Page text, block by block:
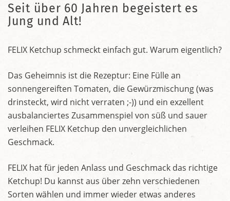
Seit über 60 Jahren begeistert es
Jung und Alt!
FELIX Ketchup schmeckt einfach gut. Warum eigentlich?
Das Geheimnis ist die Rezeptur: Eine Fülle an
sonnengereiften Tomaten, die Gewürzmischung (was
drinsteckt, wird nicht verraten ;-)) und ein exzellent
ausbalanciertes Zusammenspiel von süß und sauer
verleihen FELIX Ketchup den unvergleichlichen
Geschmack.
FELIX hat für jeden Anlass und Geschmack das richtige
Ketchup! Du kannst aus über zehn verschiedenen
Sorten wählen und immer wieder etwas anderes